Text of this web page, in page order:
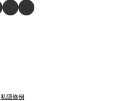
私隱條例